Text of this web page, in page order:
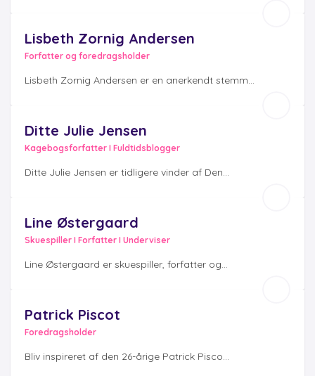
Lisbeth Zornig Andersen
Forfatter og foredragsholder
Lisbeth Zornig Andersen er en anerkendt stemm...
Ditte Julie Jensen
Kagebogsforfatter I Fuldtidsblogger
Ditte Julie Jensen er tidligere vinder af Den...
Line Østergaard
Skuespiller I Forfatter I Underviser
Line Østergaard er skuespiller, forfatter og...
Patrick Piscot
Foredragsholder
Bliv inspireret af den 26-årige Patrick Pisco...